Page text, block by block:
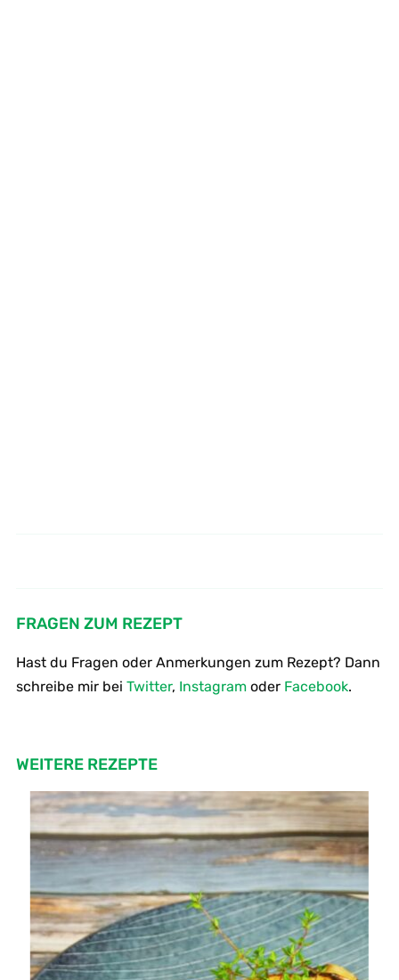
FRAGEN ZUM REZEPT
Hast du Fragen oder Anmerkungen zum Rezept? Dann
schreibe mir bei Twitter, Instagramoder Facebook.
WEITERE REZEPTE